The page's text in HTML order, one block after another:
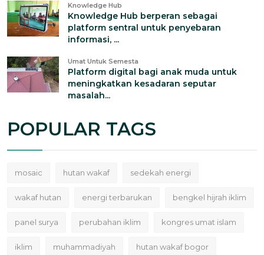
Knowledge Hub
Knowledge Hub berperan sebagai
platform sentral untuk penyebaran
informasi, ...
Umat Untuk Semesta
Platform digital bagi anak muda untuk
meningkatkan kesadaran seputar
masalah...
POPULAR TAGS
mosaic hutan wakaf sedekah energi
wakaf hutan energi terbarukan bengkel hijrah iklim
panel surya perubahan iklim kongres umat islam
iklim muhammadiyah hutan wakaf bogor